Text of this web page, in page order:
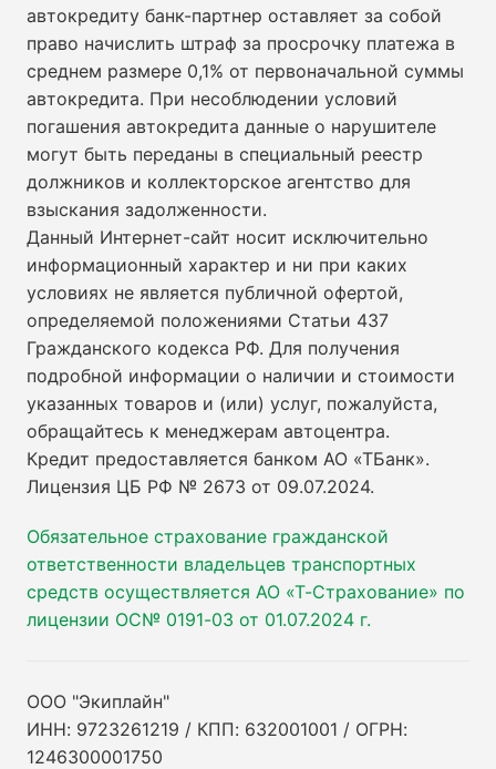
автокредиту банк-партнер оставляет за собой
право начислить штраф за просрочку платежа в
среднем размере 0,1% от первоначальной суммы
автокредита. При несоблюдении условий
погашения автокредита данные о нарушителе
могут быть переданы в специальный реестр
должников и коллекторское агентство для
взыскания задолженности.
Данный Интернет-сайт носит исключительно
информационный характер и ни при каких
условиях не является публичной офертой,
определяемой положениями Статьи 437
Гражданского кодекса РФ. Для получения
подробной информации о наличии и стоимости
указанных товаров и (или) услуг, пожалуйста,
обращайтесь к менеджерам автоцентра.
Кредит предоставляется банком АО «ТБанк».
Лицензия ЦБ РФ № 2673 от 09.07.2024.
Обязательное страхование гражданской
ответственности владельцев транспортных
средств осуществляется АО «Т-Страхование» по
лицензии ОС№ 0191-03 от 01.07.2024 г.
ООО "Экиплайн"
ИНН: 9723261219 / КПП: 632001001 / ОГРН:
1246300001750